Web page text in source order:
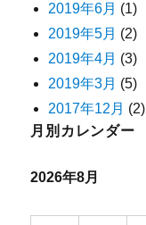
2019年6月 (1)
2019年5月 (2)
2019年4月 (3)
2019年3月 (5)
2017年12月 (2)
月別カレンダー
2026年8月